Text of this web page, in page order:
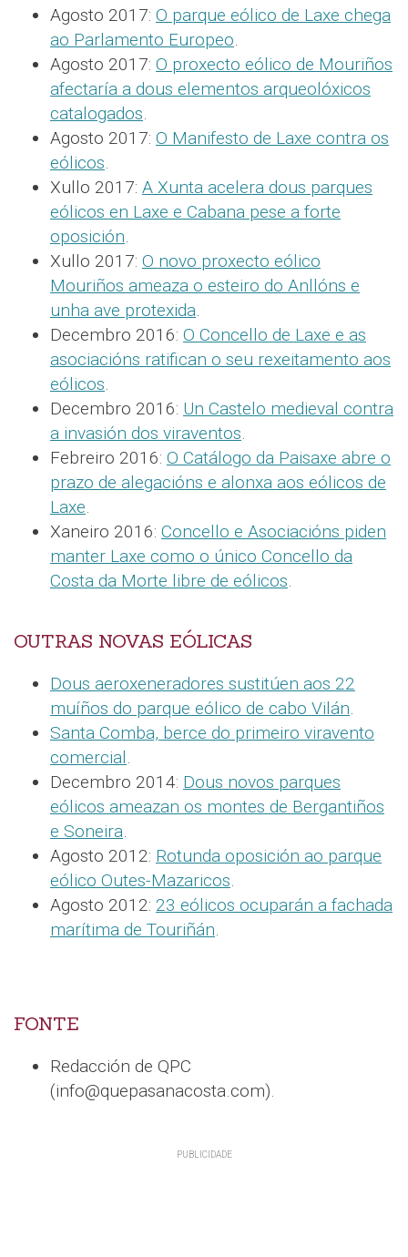
Agosto 2017: O parque eólico de Laxe chega
ao Parlamento Europeo.
Agosto 2017: O proxecto eólico de Mouriños
afectaría a dous elementos arqueolóxicos
catalogados.
Agosto 2017: O Manifesto de Laxe contra os
eólicos.
Xullo 2017: A Xunta acelera dous parques
eólicos en Laxe e Cabana pese a forte
oposición.
Xullo 2017: O novo proxecto eólico
Mouriños ameaza o esteiro do Anllóns e
unha ave protexida.
Decembro 2016: O Concello de Laxe e as
asociacións ratifican o seu rexeitamento aos
eólicos.
Decembro 2016: Un Castelo medieval contra
a invasión dos viraventos.
Febreiro 2016: O Catálogo da Paisaxe abre o
prazo de alegacións e alonxa aos eólicos de
Laxe.
Xaneiro 2016: Concello e Asociacións piden
manter Laxe como o único Concello da
Costa da Morte libre de eólicos.
OUTRAS NOVAS EÓLICAS
Dous aeroxeneradores sustitúen aos 22
muíños do parque eólico de cabo Vilán.
Santa Comba, berce do primeiro viravento
comercial.
Decembro 2014: Dous novos parques
eólicos ameazan os montes de Bergantiños
e Soneira.
Agosto 2012: Rotunda oposición ao parque
eólico Outes-Mazaricos.
Agosto 2012: 23 eólicos ocuparán a fachada
marítima de Touriñán.
FONTE
Redacción de QPC
(info@quepasanacosta.com).